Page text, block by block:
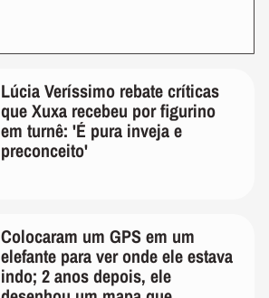
Lúcia Veríssimo rebate críticas
que Xuxa recebeu por figurino
em turnê: 'É pura inveja e
preconceito'
Colocaram um GPS em um
elefante para ver onde ele estava
indo; 2 anos depois, ele